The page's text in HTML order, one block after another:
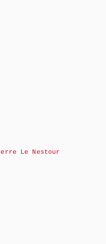
Le Nestour